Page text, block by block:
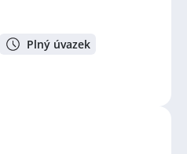
Plný úvazek